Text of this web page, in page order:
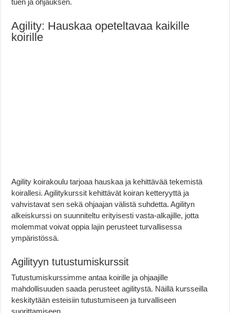
Agility: Hauskaa opeteltavaa kaikille
koirille
Agility koirakoulu tarjoaa hauskaa ja kehittävää tekemistä
koirallesi. Agilitykurssit kehittävät koiran ketteryyttä ja
vahvistavat sen sekä ohjaajan välistä suhdetta. Agilityn
alkeiskurssi on suunniteltu erityisesti vasta-alkajille, jotta
molemmat voivat oppia lajin perusteet turvallisessa
ympäristössä.
Agilityyn tutustumiskurssit
Tutustumiskurssimme antaa koirille ja ohjaajille
mahdollisuuden saada perusteet agilitystä. Näillä kursseilla
keskitytään esteisiin tutustumiseen ja turvalliseen
suorittamiseen.